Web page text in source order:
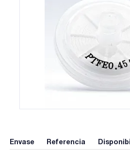
Envase Referencia